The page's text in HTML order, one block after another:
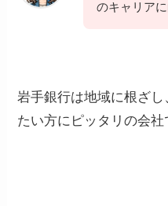
のキャリア
岩手銀行は地域に根ざ
たい方にピッタリの会社